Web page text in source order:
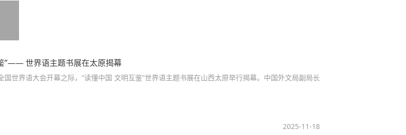
”—— 世界语主题书展在太原揭幕
国世界语大会开幕之际，“读懂中国 文明互鉴”世界语主题书展在山西太原举行揭幕。中国外文局副局长
2025-11-18